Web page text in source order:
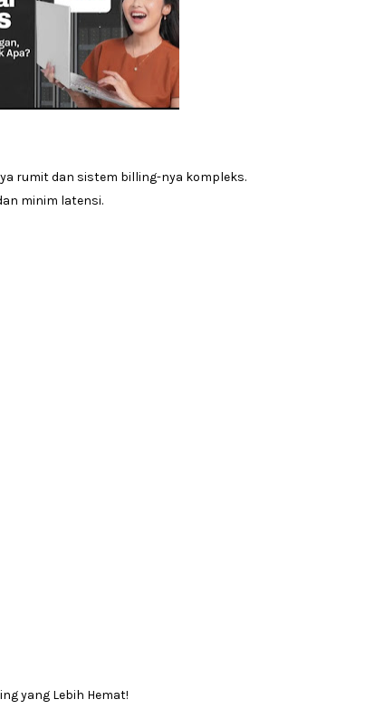
rumit dan sistem billing-nya kompleks.
minim latensi.
yang Lebih Hemat!